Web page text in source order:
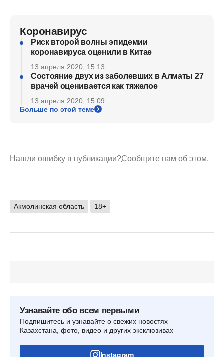
Коронавирус
Риск второй волны эпидемии
коронавируса оценили в Китае
13 апреля 2020, 15:13
Состояние двух из заболевших в Алматы 27
врачей оценивается как тяжелое
13 апреля 2020, 15:09
Больше по этой теме
Нашли ошибку в публикации?Сообщите нам об этом.
Акмолинская область 18+
Узнавайте обо всем первыми
Подпишитесь и узнавайте о свежих новостях
Казахстана, фото, видео и других эксклюзивах
Instagram